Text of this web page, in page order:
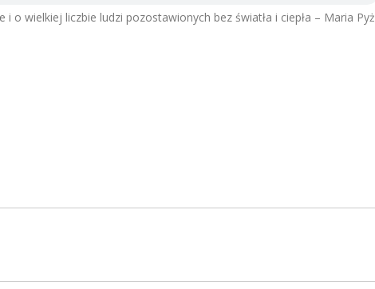
i o wielkiej liczbie ludzi pozostawionych bez światła i ciepła – Maria Pyż